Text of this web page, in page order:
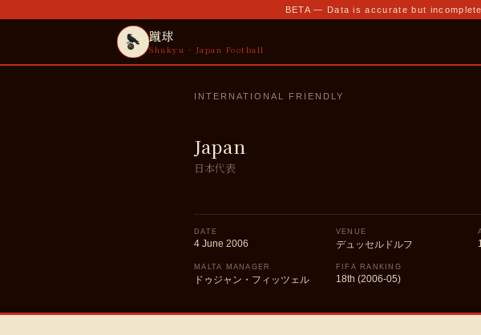
BETA — Data is accurate but
蹴球
Shukyu · Japan Football
INTERNATIONAL FRIENDLY
Japan
日本代表
DATE
4 June 2006
VENUE
デュッセルドルフ
MALTA MANAGER
ドゥジャン・フィッツェル
FIFA RANKING
18th (2006-05)